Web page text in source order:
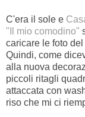
C'era il sole e
"Il mio comodino"
caricare le foto
Quindi, come
alla nuova
piccoli ritagli
attaccata con
riso che mi ci